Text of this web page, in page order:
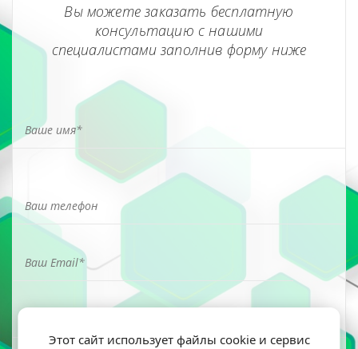
Вы можете заказать бесплатную
консультацию с нашими
специалистами заполнив форму ниже
Этот сайт использует файлы cookie и сервис